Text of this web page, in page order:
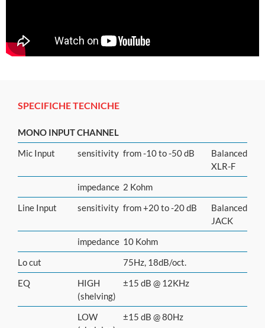
SPECIFICHE TECNICHE
MONO INPUT CHANNEL
Mic Input
sensitivity from -10 to -50 dB
Balanced
XLR-F
impedance 2 Kohm
Line Input
sensitivity from +20 to -20 dB
Balanced
JACK
impedance 10 Kohm
Lo cut
75Hz, 18dB/oct.
EQ
HIGH
(shelving)
±15 dB @ 12KHz
LOW
±15 dB @ 80Hz